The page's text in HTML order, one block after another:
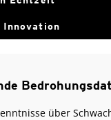
Innovation
über